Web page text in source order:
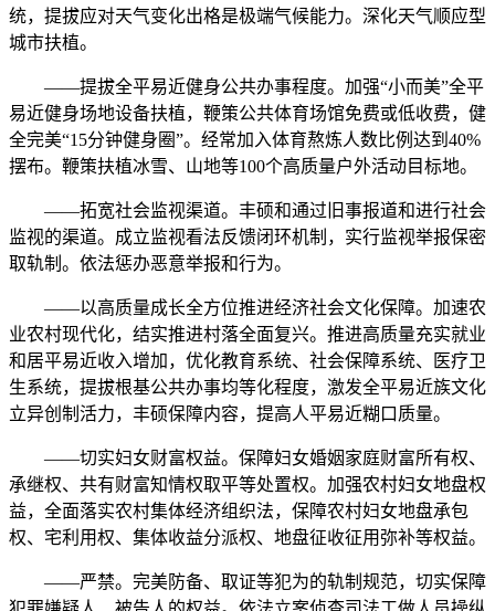
统，提拔应对天气变化出格是极端气候能力。深化天气顺应型
城市扶植。
——提拔全平易近健身公共办事程度。加强“小而美”全平
易近健身场地设备扶植，鞭策公共体育场馆免费或低收费，健
全完美“15分钟健身圈”。经常加入体育熬炼人数比例达到40%
摆布。鞭策扶植冰雪、山地等100个高质量户外活动目标地。
——拓宽社会监视渠道。丰硕和通过旧事报道和进行社会
监视的渠道。成立监视看法反馈闭环机制，实行监视举报保密
取轨制。依法惩办恶意举报和行为。
——以高质量成长全方位推进经济社会文化保障。加速农
业农村现代化，结实推进村落全面复兴。推进高质量充实就业
和居平易近收入增加，优化教育系统、社会保障系统、医疗卫
生系统，提拔根基公共办事均等化程度，激发全平易近族文化
立异创制活力，丰硕保障内容，提高人平易近糊口质量。
——切实妇女财富权益。保障妇女婚姻家庭财富所有权、
承继权、共有财富知情权取平等处置权。加强农村妇女地盘权
益，全面落实农村集体经济组织法，保障农村妇女地盘承包
权、宅利用权、集体收益分派权、地盘征收征用弥补等权益。
——严禁。完美防备、取证等犯为的轨制规范，切实保障